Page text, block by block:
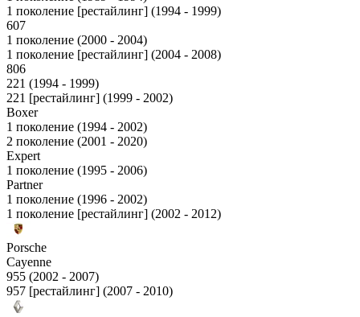
1 поколение [рестайлинг] (1994 - 1999)
607
1 поколение (2000 - 2004)
1 поколение [рестайлинг] (2004 - 2008)
806
221 (1994 - 1999)
221 [рестайлинг] (1999 - 2002)
Boxer
1 поколение (1994 - 2002)
2 поколение (2001 - 2020)
Expert
1 поколение (1995 - 2006)
Partner
1 поколение (1996 - 2002)
1 поколение [рестайлинг] (2002 - 2012)
Porsche
Cayenne
955 (2002 - 2007)
957 [рестайлинг] (2007 - 2010)